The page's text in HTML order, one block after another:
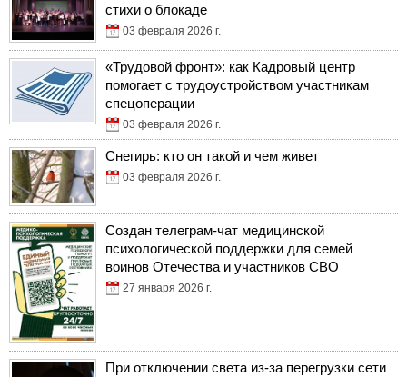
стихи о блокаде
03 февраля 2026 г.
«Трудовой фронт»: как Кадровый центр
помогает с трудоустройством участникам
спецоперации
03 февраля 2026 г.
Снегирь: кто он такой и чем живет
03 февраля 2026 г.
Создан телеграм-чат медицинской
психологической поддержки для семей
воинов Отечества и участников СВО
27 января 2026 г.
При отключении света из-за перегрузки сети